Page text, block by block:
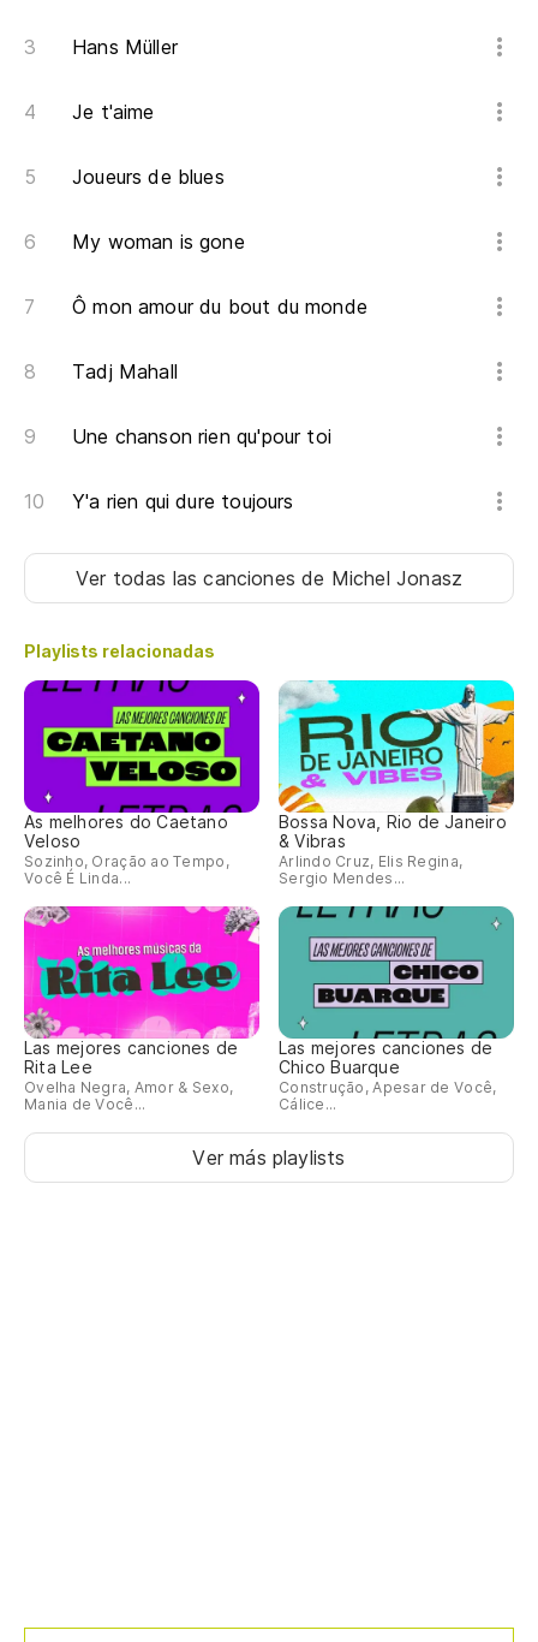
Hans Müller
Je t'aime
Joueurs de blues
My woman is gone
Ô mon amour du bout du monde
Tadj Mahall
Une chanson rien qu'pour toi
Y'a rien qui dure toujours
Ver todas las cancionesde Michel Jonasz
Playlists relacionadas
As melhores do Caetano
Veloso
Sozinho, Oração ao Tempo,
Você É Linda...
Bossa Nova, Rio de Janeiro
& Vibras
Arlindo Cruz, Elis Regina,
Sergio Mendes...
Las mejores canciones de
Rita Lee
Ovelha Negra, Amor & Sexo,
Mania de Você...
Las mejores canciones de
Chico Buarque
Construção, Apesar de Você,
Cálice...
Ver más playlists